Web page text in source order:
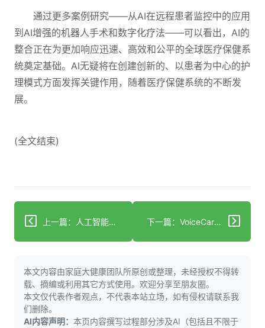
通过更多案例研究——从AI在远程患者监控中的应用
到AI增强的机器人手术和数字化疗法——可以看出，AI的
整合正在为更加响应迅速、高效和公平的全球医疗保健系
统奠定基础。AI无疑将在创建创新的、以患者为中心的护
理模式方面发挥关键作用，随着医疗保健系统的不断发
展。
(全文结束)
上一篇：人工智能如何改变教皇方济各的医疗保健？探索教宗健康的未来 下一篇：VoiceCare AI：筹集385万美元种子资金用于自动化医疗后台办公室
本文内容由家庭大健康团队所原创或整理，未经授权不得转
载、摘编或利用其它方式使用。欢迎分享至朋友圈。
本文仅代表作者观点，不代表本站立场，如有侵权请联系我
们删除。
AI内容声明： 本页内容撰写过程部分涉及AI（包括且不限于